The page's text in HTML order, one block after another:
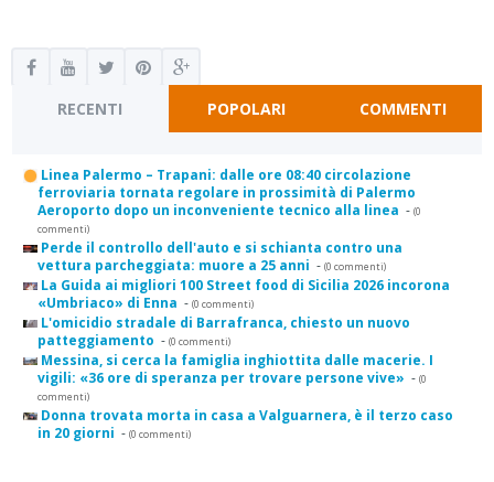
RECENTI POPOLARI COMMENTI
Linea Palermo – Trapani: dalle ore 08:40 circolazione
ferroviaria tornata regolare in prossimità di Palermo
Aeroporto dopo un inconveniente tecnico alla linea - (0
commenti)
Perde il controllo dell'auto e si schianta contro una
vettura parcheggiata: muore a 25 anni - (0 commenti)
La Guida ai migliori 100 Street food di Sicilia 2026 incorona
«Umbriaco» di Enna - (0 commenti)
L'omicidio stradale di Barrafranca, chiesto un nuovo
patteggiamento - (0 commenti)
Messina, si cerca la famiglia inghiottita dalle macerie. I
vigili: «36 ore di speranza per trovare persone vive» - (0
commenti)
Donna trovata morta in casa a Valguarnera, è il terzo caso
in 20 giorni - (0 commenti)